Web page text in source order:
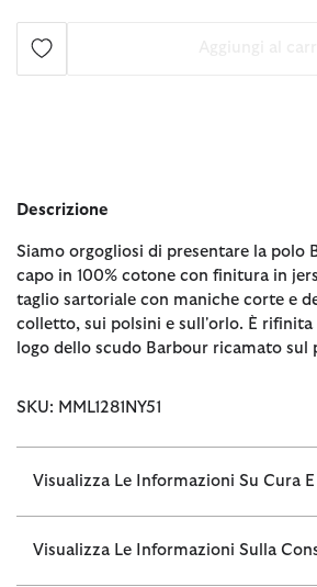
Descrizione
Siamo orgogliosi di presentare la polo
capo in 100% cotone con finitura in
taglio sartoriale con maniche corte e
colletto, sui polsini e sull'orlo. È
logo dello scudo Barbour ricamato sul
SKU: MML1281NY51
Visualizza Le Informazioni Su Cura
Visualizza Le Informazioni Sulla